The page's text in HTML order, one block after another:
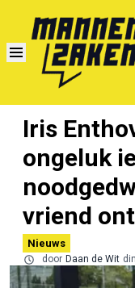
Iris
ongeluk
vriend
Nieuws
door Daan de Wit